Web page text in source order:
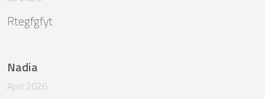
Rtegfgfyt
Nadia
April 2026